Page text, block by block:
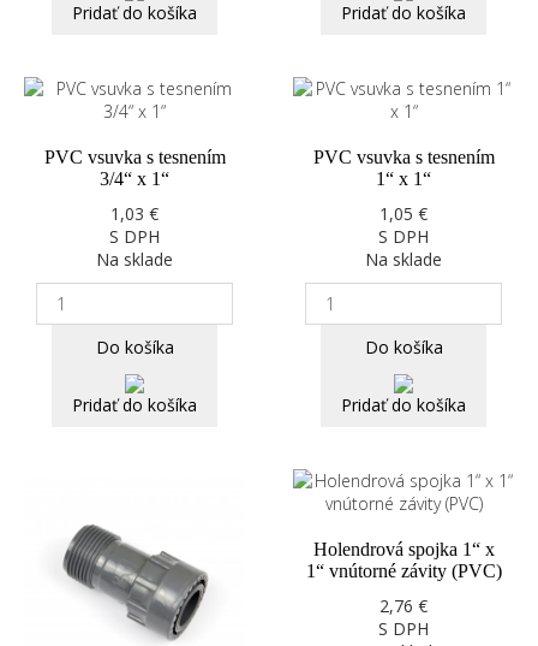
Pridať do košíka Pridať do košíka
PVC vsuvka s tesnením
3/4“ x 1“
1,03 €
S DPH
Na sklade
Do košíka
Pridať do košíka
PVC vsuvka s tesnením
1“ x 1“
1,05 €
S DPH
Na sklade
Do košíka
Pridať do košíka
Holendrová spojka 1“ x
1“ vnútorné závity (PVC)
2,76 €
S DPH